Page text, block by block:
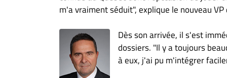
m'a vraiment séduit", explique le nouveau
Dès son arrivée, il s'est
dossiers. "Il y a toujours
à eux, j'ai pu m'intégrer